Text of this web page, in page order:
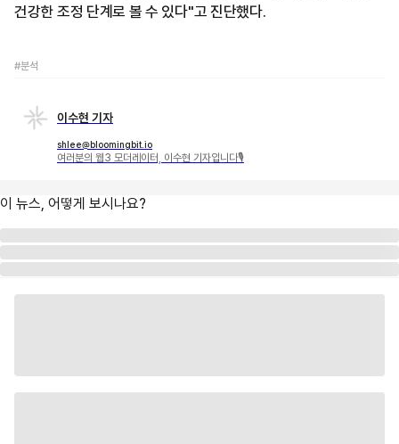
건강한 조정 단계로 볼 수 있다"고 진단했다.
#분석
이수현 기자
shlee@bloomingbit.io
여러분의 웹3 모더레이터, 이수현 기자입니다🎙
이 뉴스, 어떻게 보시나요?